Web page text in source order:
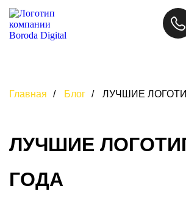
Главная / Блог / ЛУЧШИЕ
ЛУЧШИЕ
ГОДА